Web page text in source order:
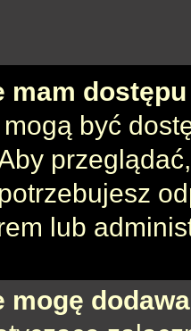
mam dostępu
mogą być
lub
mogę